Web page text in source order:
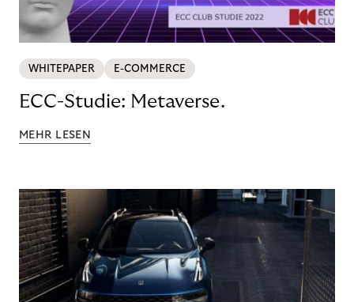
WHITEPAPER E-COMMERCE
ECC-Studie: Metaverse.
MEHR LESEN